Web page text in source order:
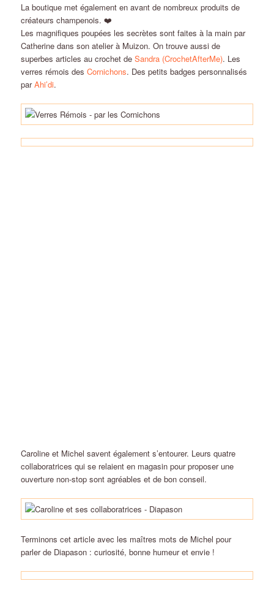
La boutique met également en avant de nombreux produits de
créateurs champenois. ❤️
Les magnifiques poupées les secrètes sont faites à la main par
Catherine dans son atelier à Muizon. On trouve aussi de
superbes articles au crochet deSandra (CrochetAfterMe). Les
verres rémois desCornichons. Des petits badges personnalisés
parAhi’di.
Caroline et Michel savent également s’entourer. Leurs quatre
collaboratrices qui se relaient en magasin pour proposer une
ouverture non-stop sont agréables et de bon conseil.
Terminons cet article avec les maîtres mots de Michel pour
parler de Diapason : curiosité, bonne humeur et envie !